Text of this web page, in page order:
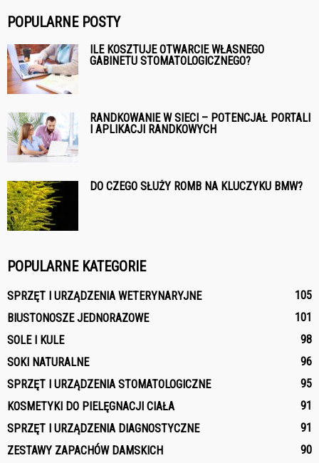
POPULARNE POSTY
ILE KOSZTUJE OTWARCIE WŁASNEGO
GABINETU STOMATOLOGICZNEGO?
RANDKOWANIE W SIECI – POTENCJAŁ PORTALI
I APLIKACJI RANDKOWYCH
DO CZEGO SŁUŻY ROMB NA KLUCZYKU BMW?
POPULARNE KATEGORIE
SPRZĘT I URZĄDZENIA WETERYNARYJNE
105
BIUSTONOSZE JEDNORAZOWE
101
SOLE I KULE
98
SOKI NATURALNE
96
SPRZĘT I URZĄDZENIA STOMATOLOGICZNE
95
KOSMETYKI DO PIELĘGNACJI CIAŁA
91
SPRZĘT I URZĄDZENIA DIAGNOSTYCZNE
91
ZESTAWY ZAPACHÓW DAMSKICH
90